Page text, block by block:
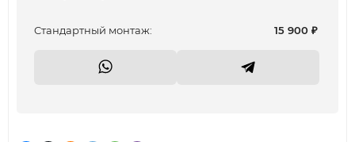
Cтандартный монтаж: 15 900 ₽